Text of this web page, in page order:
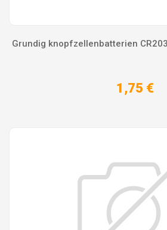
Grundig knopfzellenbatterien
1,75 €